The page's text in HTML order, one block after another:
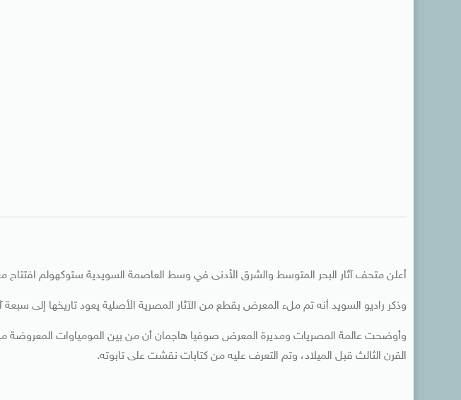
أعلن متحف آثار البحر المتوسط والشرق الأدنى في وسط العاصمة السويدية ستوكهولم افتتاح
وذكر راديو السويد أنه تم ملء المعرض بقطع من الآثار المصرية الأصلية يعود تاريخها إلى
وأوضحت عالمة المصريات ومديرة المعرض صوفيا هاجمان أن من بين المومياوات
القرن الثالث قبل الميلاد، وتم التعرف عليه من كتابات نقشت على تابوته.